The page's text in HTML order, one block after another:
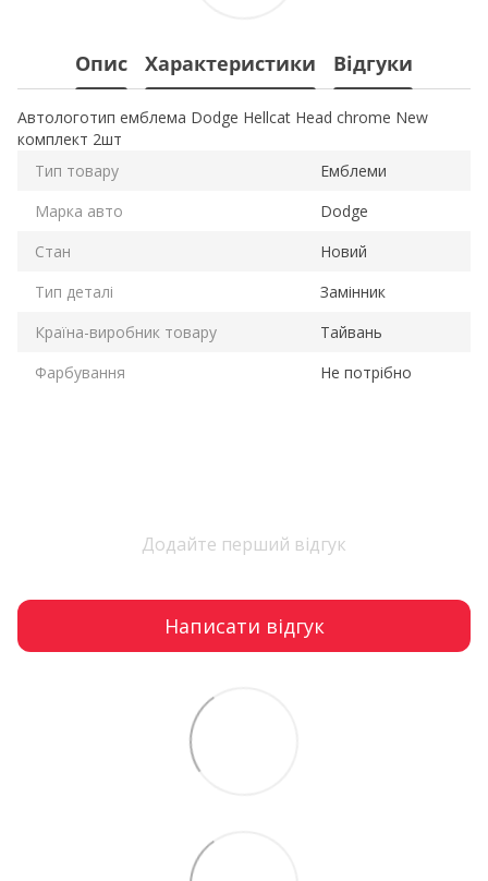
Опис Характеристики Відгуки
Автологотип емблема Dodge Hellcat Head chrome New
комплект 2шт
Тип товару
Емблеми
Марка авто
Dodge
Стан
Новий
Тип деталі
Замінник
Країна-виробник товару
Тайвань
Фарбування
Не потрібно
Додайте перший відгук
Написати відгук